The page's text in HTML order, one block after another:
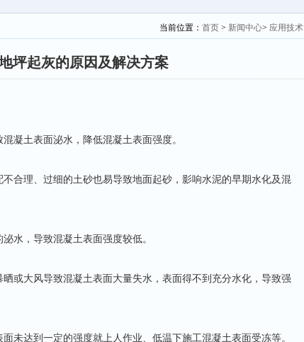
当前位置： 首页 > 新闻中心> 应用技术
坪起灰的原因及解决方案
凝土表面泌水，降低混凝土表面强度。
合理、过细的土砂也易导致地面起砂，影响水泥的早期水化及混
水，导致混凝土表面强度较低。
或大风导致混凝土表面大量失水，表面得不到充分水化，导致强
未达到一定的强度就上人作业、低温下施工混凝土表面受冻等。